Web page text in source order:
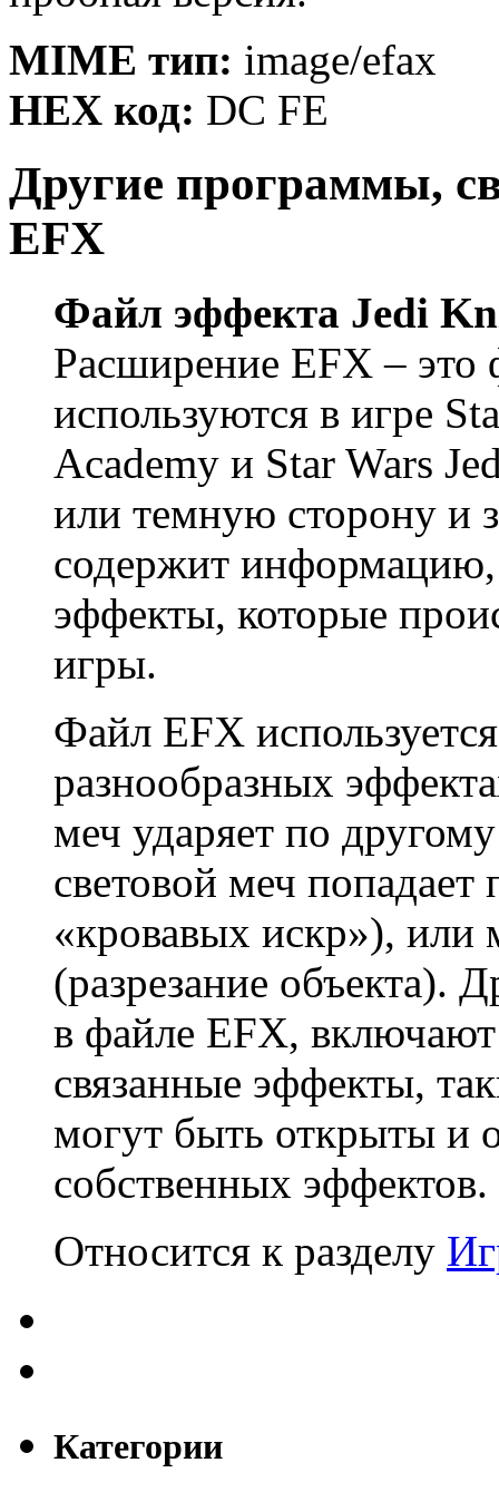
MIME тип: image/efax
HEX код: DC FE
Другие программы,
EFX
Файл эффекта Jedi
Расширение EFX – это
используются в игре
Academy и Star Wars
или темную сторону и
содержит информацию,
эффекты, которые
игры.
Файл EFX
разнообразных
меч ударяет по
световой меч попадает
«кровавых искр»), или
(разрезание объекта).
в файле EFX,
связанные эффекты,
могут быть открыты и
собственных эффектов.
Относится к разделу
Категории